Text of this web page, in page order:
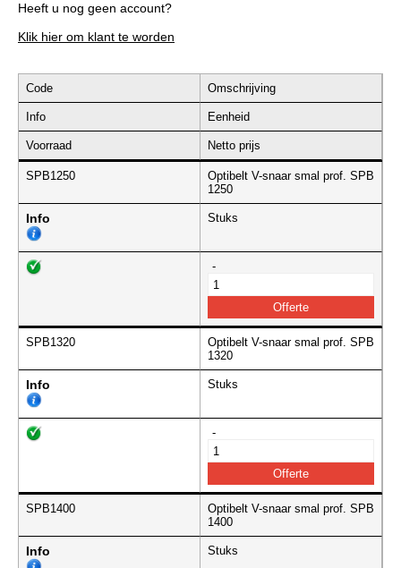
Heeft u nog geen account?
Klik hier om klant te worden
Code Omschrijving
Info Eenheid
Voorraad Netto prijs
SPB1250
Optibelt V-snaar smal prof. SPB
1250
Info Stuks
-
SPB1320
Optibelt V-snaar smal prof. SPB
1320
Info Stuks
-
SPB1400
Optibelt V-snaar smal prof. SPB
1400
Info Stuks